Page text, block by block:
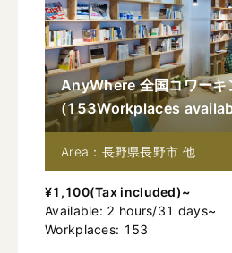
AnyWhere 全国コワーキ
(153Workplaces
Area：長野県長野市 他
¥1,100(Tax included)~
Available: 2 hours/31 days~
Workplaces: 153